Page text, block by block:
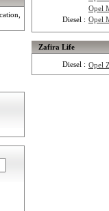
Opel
Diesel : Opel
Zafira Life
Diesel : Opel